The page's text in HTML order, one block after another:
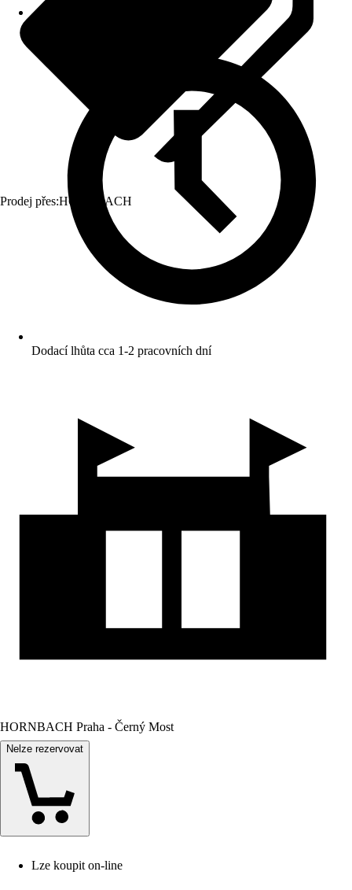
Prodej přes:HORNBACH
Dodací lhůta cca 1-2 pracovních dní
HORNBACH Praha - Černý Most
Nelze rezervovat
Lze koupit on-line